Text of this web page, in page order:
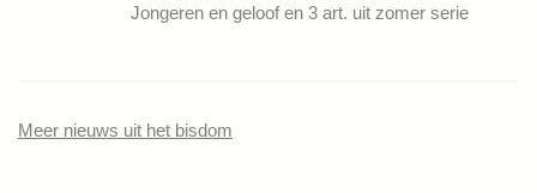
Jongeren en geloof en 3 art. uit zomer serie
Meer nieuws uit het bisdom